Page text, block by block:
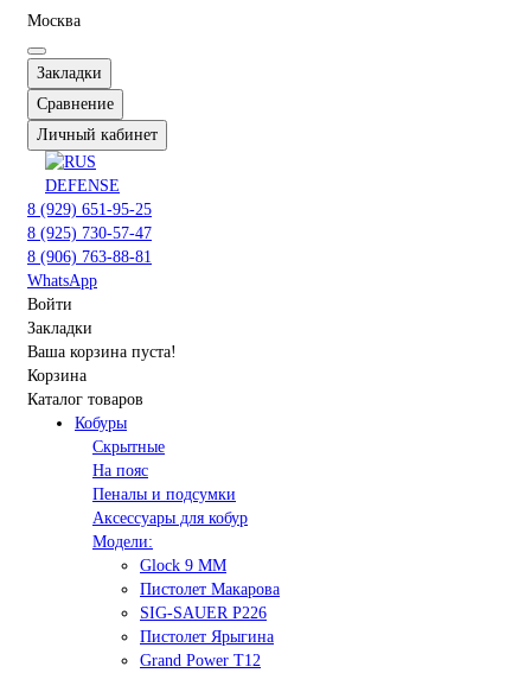
Москва
Закладки
Сравнение
Личный кабинет
8 (929) 651-95-25
8 (925) 730-57-47
8 (906) 763-88-81
WhatsApp
Войти
Закладки
Ваша корзина пуста!
Корзина
Каталог товаров
Кобуры
Скрытные
На пояс
Пеналы и подсумки
Аксессуары для кобур
Модели:
Glock 9 ММ
Пистолет Макарова
SIG-SAUER P226
Пистолет Ярыгина
Grand Power T12